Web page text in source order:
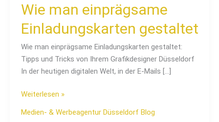
Wie man einprägsame
Einladungskarten gestaltet
Wie man einprägsame Einladungskarten gestaltet:
Tipps und Tricks von Ihrem Grafikdesigner Düsseldorf
In der heutigen digitalen Welt, in der E-Mails […]
Wie
man
einprägsame
Einladungskarten
gestaltet
Weiterlesen »
Medien- & Werbeagentur Düsseldorf Blog